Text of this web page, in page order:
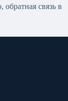
связь в